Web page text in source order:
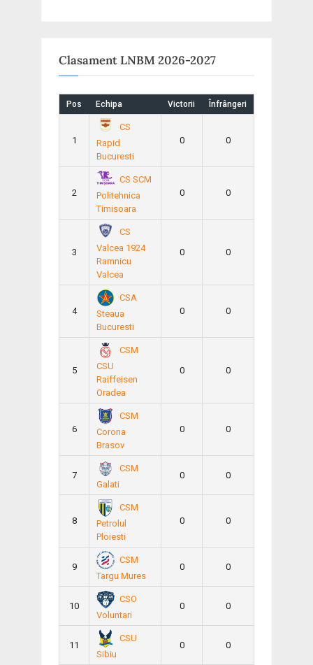
Clasament LNBM 2026-2027
Pos Echipa Victorii Înfrângeri
1
CS
Rapid
Bucuresti
0 0
2
CS SCM
Politehnica
Timisoara
0 0
3
CS
Valcea 1924
Ramnicu
Valcea
0 0
4
CSA
Steaua
Bucuresti
0 0
5
CSM
CSU
Raiffeisen
Oradea
0 0
6
CSM
Corona
Brasov
0 0
7
CSM
Galati
0 0
8
CSM
Petrolul
Ploiesti
0 0
9
CSM
Targu Mures
0 0
10
CSO
Voluntari
0 0
11
CSU
Sibiu
0 0